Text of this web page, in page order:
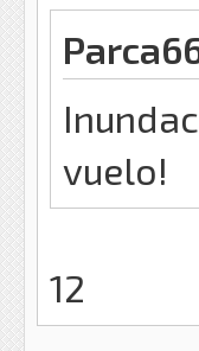
vuelo!
12